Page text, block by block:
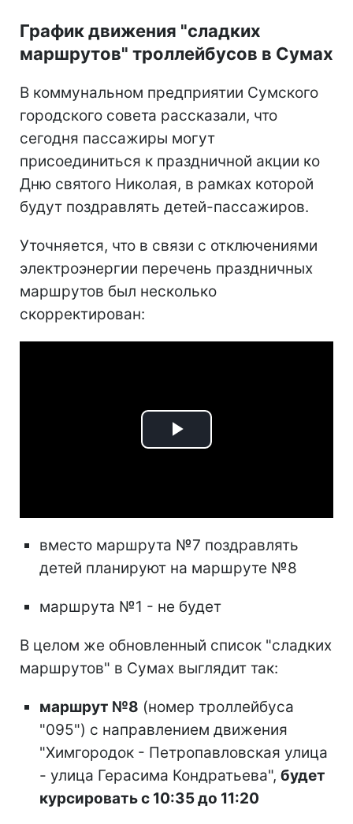
График движения "сладких
маршрутов" троллейбусов в Сумах
В коммунальном предприятии Сумского
городского совета рассказали, что
сегодня пассажиры могут
присоединиться к праздничной акции ко
Дню святого Николая, в рамках которой
будут поздравлять детей-пассажиров.
Уточняется, что в связи с отключениями
электроэнергии перечень праздничных
маршрутов был несколько
скорректирован:
Play
вместо маршрута №7 поздравлять
детей планируют на маршруте №8
маршрута №1 - не будет
В целом же обновленный список "сладких
маршрутов" в Сумах выглядит так:
маршрут №8 (номер троллейбуса
"095") с направлением движения
"Химгородок - Петропавловская улица
- улица Герасима Кондратьева", будет
курсировать с 10:35 до 11:20